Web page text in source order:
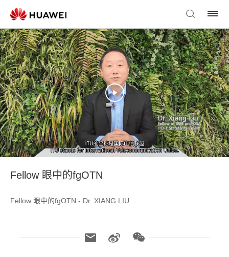
Fellow 眼中的fgOTN
Fellow 眼中的fgOTN - Dr. XIANG LIU